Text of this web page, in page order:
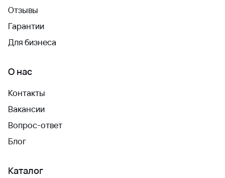
Отзывы
Гарантии
Для бизнеса
О нас
Контакты
Вакансии
Вопрос-ответ
Блог
Каталог